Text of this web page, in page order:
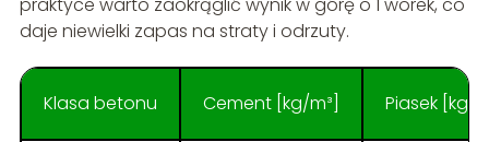
daje niewielki zapas na straty i odrzuty.
Klasa betonu Cement [kg/m³] Piasek [kg/